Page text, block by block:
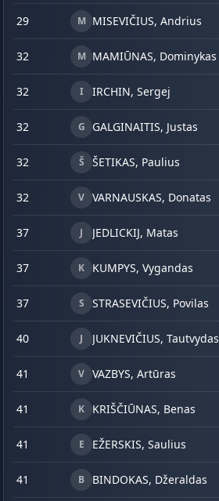
29 M MISEVIČIUS, Andrius
32 M MAMIŪNAS, Dominykas
32 I IRCHIN, Sergej
32 G GALGINAITIS, Justas
32 Š ŠETIKAS, Paulius
32 V VARNAUSKAS, Donatas
37 J JEDLICKIJ, Matas
37 K KUMPYS, Vygandas
37 S STRASEVIČIUS, Povilas
40 J JUKNEVIČIUS, Tautvydas
41 V VAZBYS, Artūras
41 K KRIŠČIŪNAS, Benas
41 E EŽERSKIS, Saulius
41 B BINDOKAS, Džeraldas